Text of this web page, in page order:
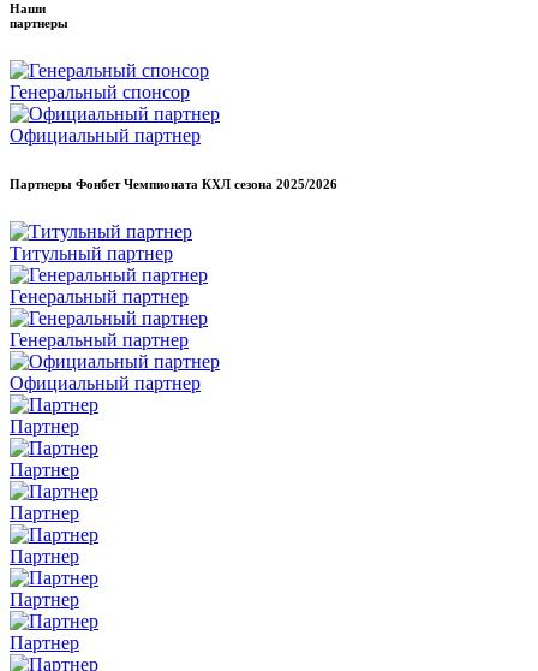
Наши
партнеры
Генеральный спонсор
Официальный партнер
Партнеры Фонбет Чемпионата КХЛ сезона 2025/2026
Титульный партнер
Генеральный партнер
Генеральный партнер
Официальный партнер
Партнер
Партнер
Партнер
Партнер
Партнер
Партнер